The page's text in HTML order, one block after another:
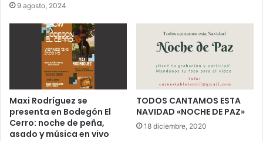
9 agosto, 2024
Maxi Rodríguez se
presenta en Bodegón El
Cerro: noche de peña,
asado y música en vivo
TODOS CANTAMOS ESTA
NAVIDAD «NOCHE DE PAZ»
18 diciembre, 2020